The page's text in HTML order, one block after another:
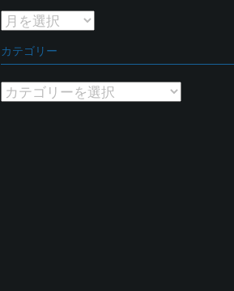
ア
カ
イ
ブ
カテゴリー
カ